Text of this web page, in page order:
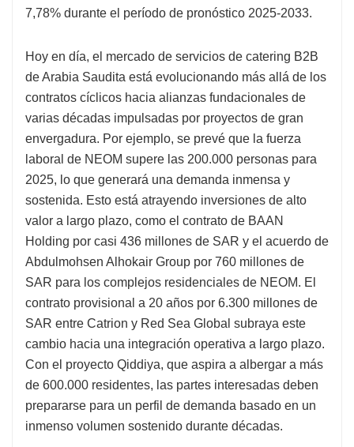
7,78% durante el período de pronóstico 2025-2033.
Hoy en día, el mercado de servicios de catering B2B
de Arabia Saudita está evolucionando más allá de los
contratos cíclicos hacia alianzas fundacionales de
varias décadas impulsadas por proyectos de gran
envergadura. Por ejemplo, se prevé que la fuerza
laboral de NEOM supere las 200.000 personas para
2025, lo que generará una demanda inmensa y
sostenida. Esto está atrayendo inversiones de alto
valor a largo plazo, como el contrato de BAAN
Holding por casi 436 millones de SAR y el acuerdo de
Abdulmohsen Alhokair Group por 760 millones de
SAR para los complejos residenciales de NEOM. El
contrato provisional a 20 años por 6.300 millones de
SAR entre Catrion y Red Sea Global subraya este
cambio hacia una integración operativa a largo plazo.
Con el proyecto Qiddiya, que aspira a albergar a más
de 600.000 residentes, las partes interesadas deben
prepararse para un perfil de demanda basado en un
inmenso volumen sostenido durante décadas.